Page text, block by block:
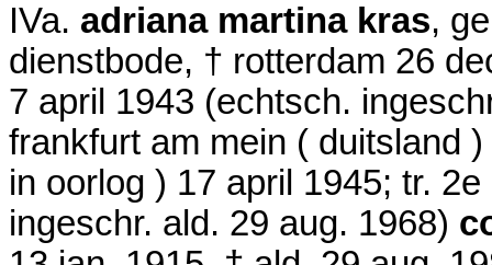
IVa. adriana martina kras,
dienstbode, † rotterdam 26
7 april 1943 (echtsch.
frankfurt am mein ( duitsland )
in oorlog ) 17 april 1945; tr.
ingeschr. ald. 29 aug. 1968)